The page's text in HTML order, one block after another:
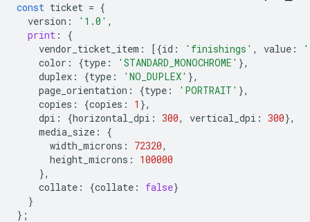
const ticket = {
version : '1.0' ,
print :
{
vendor_ticket_item : [{id : 'finishings' , value :
color : {type : 'STANDARD_MONOCHROME' },
duplex : {type : 'NO_DUPLEX' },
page_orientation : {type : 'PORTRAIT' },
copies : {copies : 1 },
dpi : {horizontal_dpi : 300, vertical_dpi : 300},
media_size :
{
width_microns : 72320,
height_microns :
100000
},
collate : {collate : false}
}
};